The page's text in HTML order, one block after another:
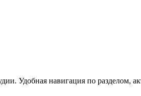
Удобная навигация по разделом,